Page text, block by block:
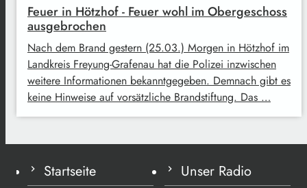
Feuer in Hötzhof - Feuer wohl im Obergeschoss
ausgebrochen
Nach dem Brand gestern (25.03.) Morgen in Hötzhof im
Landkreis Freyung-Grafenau hat die Polizei inzwischen
weitere Informationen bekanntgegeben. Demnach gibt es
keine Hinweise auf vorsätzliche Brandstiftung. Das …
Startseite Unser Radio